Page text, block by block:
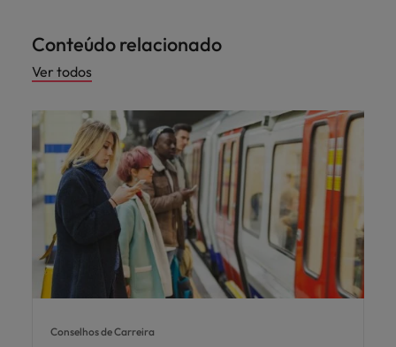
Conteúdo relacionado
Ver todos
Conselhos de Carreira